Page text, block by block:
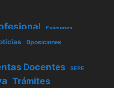
Exámenes
Oposiciones
Docentes SEPE
Trámites